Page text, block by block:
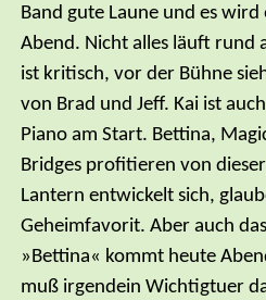
Band gute Laune und es
Abend. Nicht alles läuft rund
ist kritisch, vor der Bühne
von Brad und Jeff. Kai ist
Piano am Start. Bettina,
Bridges profitieren von
Lantern entwickelt sich,
Geheimfavorit. Aber auch
»Bettina« kommt heute
muß irgendein Wichtigtuer